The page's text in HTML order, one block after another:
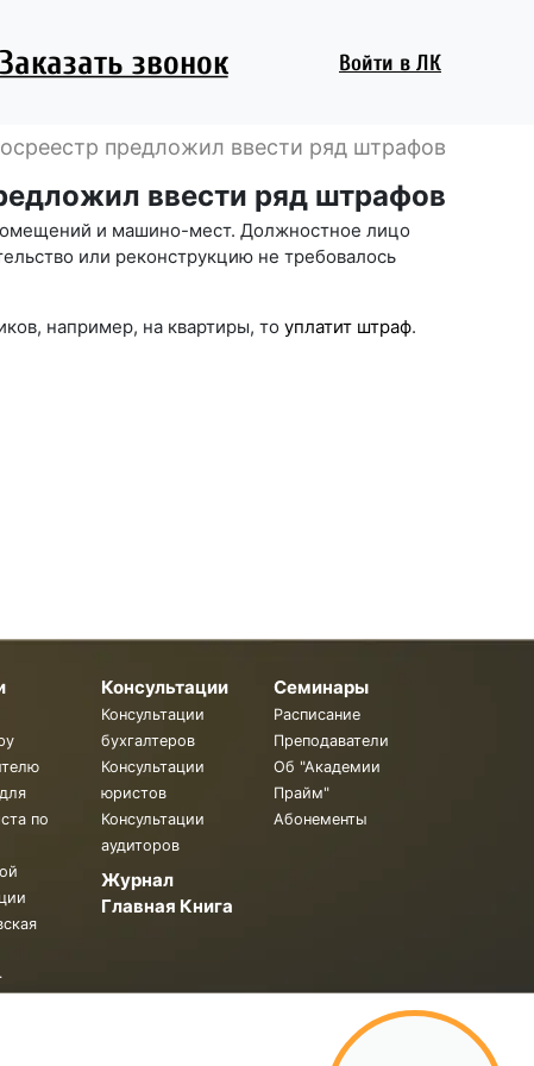
Заказать звонок Войти в ЛК
предложил ввести ряд штрафов
ввести ряд штрафов
и машино-мест. Должностное лицо
или реконструкцию не требовалось
например, на квартиры, тоуплатит штраф.
по
Консультации
Консультации
бухгалтеров
Консультации
юристов
Консультации
аудиторов
Журнал
Главная Книга
Семинары
Расписание
Преподаватели
Об "Академии
Прайм"
Абонементы